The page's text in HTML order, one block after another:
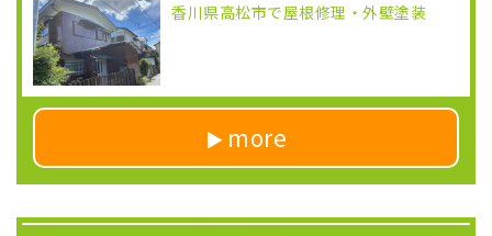
香川県高松市で屋根修理・外壁塗装
more